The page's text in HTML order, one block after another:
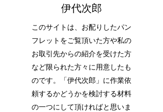
伊代次郎
このサイトは、お配りしたパン
フレットをご覧頂いた方や私の
お取引先からの紹介を受けた方
など限られた方々に用意したも
のです。「伊代次郎」に作業依
頼するかどうかを検討する材料
の一つにして頂ければと思いま